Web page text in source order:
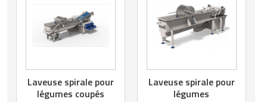
Laveuse spirale pour
légumes coupés
Laveuse spirale pour
légumes